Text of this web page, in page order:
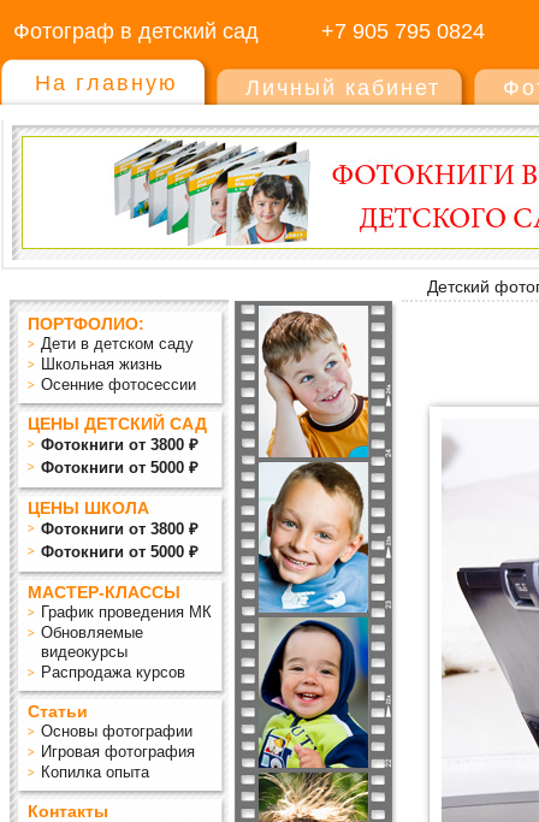
Фотограф в детский сад +7 905 795 0824
На главную Личный кабинет
Детский
ПОРТФОЛИО:
Дети в детском саду
Школьная жизнь
Осенние фотосессии
ЦЕНЫ ДЕТСКИЙ САД
Фотокниги от 3800 ₽
Фотокниги от 5000 ₽
ЦЕНЫ ШКОЛА
Фотокниги от 3800 ₽
Фотокниги от 5000 ₽
МАСТЕР-КЛАССЫ
График проведения МК
Обновляемые
видеокурсы
Распродажа курсов
Статьи
Основы фотографии
Игровая фотография
Копилка опыта
Контакты